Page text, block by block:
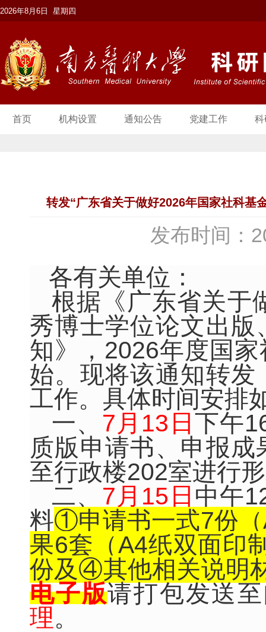
2026年8月6日 星期四
首页 机构设置 通知公告 党建工作 科
转发“广东省关于做好2026年国家社科基
发布时间：
各有关单位：
根据《广东省关于
秀博士学位论文出
知》， 2026年度国
始。现将该通知转
工作。具体时间安排
一、 7 月 13 日 下午
质版申请书、申报
至行政楼202室进行
二、 7 月 15 日 中午
料①申请书一式7份（
果6套（A4纸双面印
份及④其他相关说明
电子版请打包发送
理。